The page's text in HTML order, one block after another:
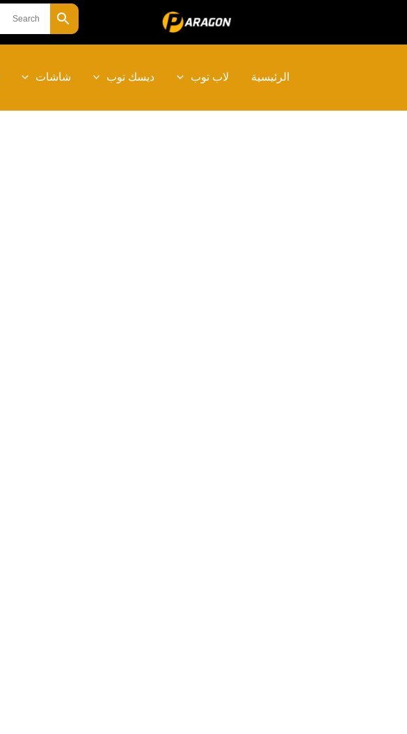
المحتوى
الرئيسية لاب توب ديسك توب شاشات